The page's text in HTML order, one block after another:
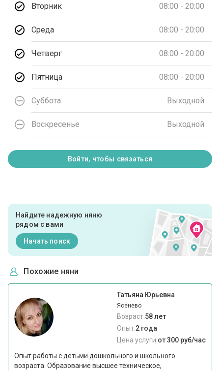
Вторник 08:00 - 20:00
Среда 08:00 - 20:00
Четверг 08:00 - 20:00
Пятница 08:00 - 20:00
Суббота Выходной
Воскресенье Выходной
Войти, чтобы связаться
Найдите надежную няню
рядом с вами
Начать поиск
Похожие няни
Татьяна Юрьевна
Ясенево
Возраст:58 лет
Опыт:2 года
Цена услуги:от 300 руб/час
Опыт работы с детьми дошкольного и школьного
возраста. Образование высшее техническое,